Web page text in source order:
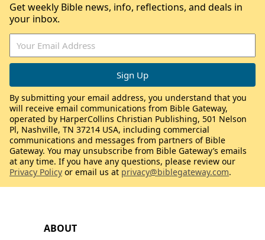
ABOUT
Get weekly Bible news, info, reflections, and deals in
your inbox.
By submitting your email address, you understand that you
will receive email communications from Bible Gateway,
operated by HarperCollins Christian Publishing, 501 Nelson
Pl, Nashville, TN 37214 USA, including commercial
communications and messages from partners of Bible
Gateway. You may unsubscribe from Bible Gateway’s emails
at any time. If you have any questions, please review our
Privacy Policy or email us at privacy@biblegateway.com.